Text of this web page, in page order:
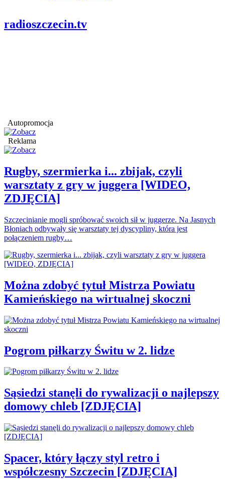
radioszczecin.tv
Autopromocja
Reklama
Rugby, szermierka i... zbijak, czyli
warsztaty z gry w juggera [WIDEO,
ZDJĘCIA]
Szczecinianie mogli spróbować swoich sił w juggerze. Na Jasnych
Błoniach odbywały się warsztaty tej dyscypliny, która jest
połączeniem rugby…
Można zdobyć tytuł Mistrza Powiatu
Kamieńskiego na wirtualnej skoczni
Pogrom piłkarzy Świtu w 2. lidze
Sąsiedzi stanęli do rywalizacji o najlepszy
domowy chleb [ZDJĘCIA]
Spacer, który łączy styl retro i
współczesny Szczecin [ZDJĘCIA]